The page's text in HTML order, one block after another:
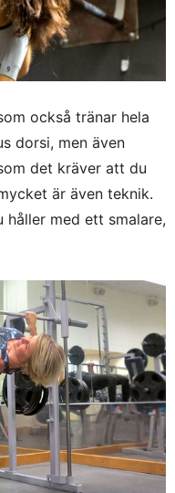
också tränar hela
dorsi, men även
det kräver att du
är även teknik.
med ett smalare,